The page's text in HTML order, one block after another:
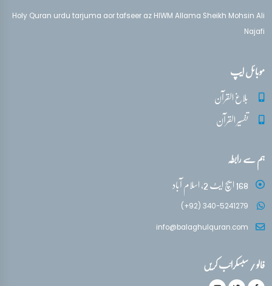
Holy Quran urdu tarjuma aor tafseer az HIWM Allama Sheikh Mohsin Ali
Najafi
موبائل ایپ
بلاغ القرآن
تفسیر القرآن
ہم سے رابطہ
168 ایچ ایٹ 2، اسلام آباد
(+92) 340-5241279
info@balaghulquran.com
فالو / سبسکرائب کریں